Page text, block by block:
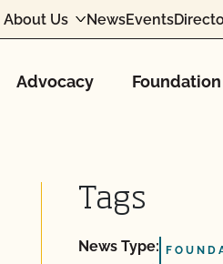
About Us NewsEvents
Advocacy Foundation
Tags
News Type: